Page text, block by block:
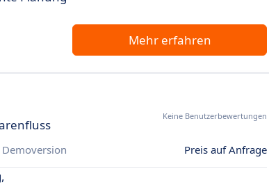
Mehr erfahren
Keine Benutzerbewertungen
Preis auf Anfrage